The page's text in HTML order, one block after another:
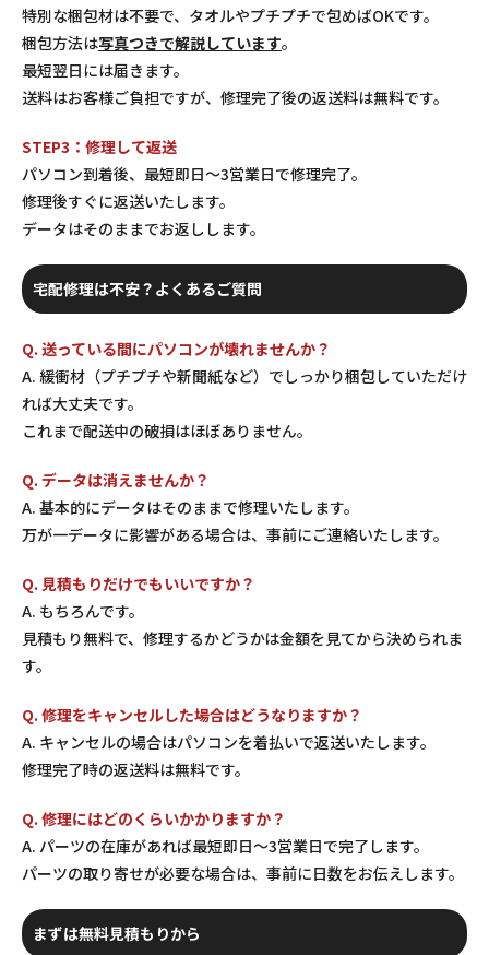
特別な梱包材は不要で、タオルやプチプチで包めばOKです。
梱包方法は写真つきで解説しています。
最短翌日には届きます。
送料はお客様ご負担ですが、修理完了後の返送料は無料です。
STEP3：修理して返送
パソコン到着後、最短即日〜3営業日で修理完了。
修理後すぐに返送いたします。
データはそのままでお返しします。
宅配修理は不安？よくあるご質問
Q. 送っている間にパソコンが壊れませんか？
A. 緩衝材（プチプチや新聞紙など）でしっかり梱包していただけ
れば大丈夫です。
これまで配送中の破損はほぼありません。
Q. データは消えませんか？
A. 基本的にデータはそのままで修理いたします。
万が一データに影響がある場合は、事前にご連絡いたします。
Q. 見積もりだけでもいいですか？
A. もちろんです。
見積もり無料で、修理するかどうかは金額を見てから決められま
す。
Q. 修理をキャンセルした場合はどうなりますか？
A. キャンセルの場合はパソコンを着払いで返送いたします。
修理完了時の返送料は無料です。
Q. 修理にはどのくらいかかりますか？
A. パーツの在庫があれば最短即日〜3営業日で完了します。
パーツの取り寄せが必要な場合は、事前に日数をお伝えします。
まずは無料見積もりから